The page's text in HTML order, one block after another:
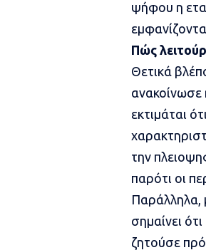
ψήφου η
Πώς
Θετικά
ανακοίνωσε
εκτιμάται
την
παρότι οι
Παράλληλα,
σημαίνει
ζητούσε